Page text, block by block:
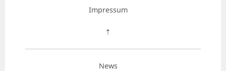
Impressum
⇡
News